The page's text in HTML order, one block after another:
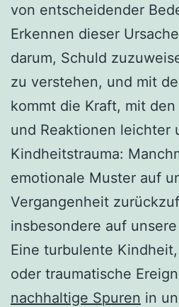
von entscheidender
Erkennen dieser
darum, Schuld
zu verstehen, und mit
kommt die Kraft, mit
und Reaktionen leichter
Kindheitstrauma:
emotionale Muster auf
Vergangenheit
insbesondere auf
Eine turbulente
oder traumatische
nachhaltige Spuren in